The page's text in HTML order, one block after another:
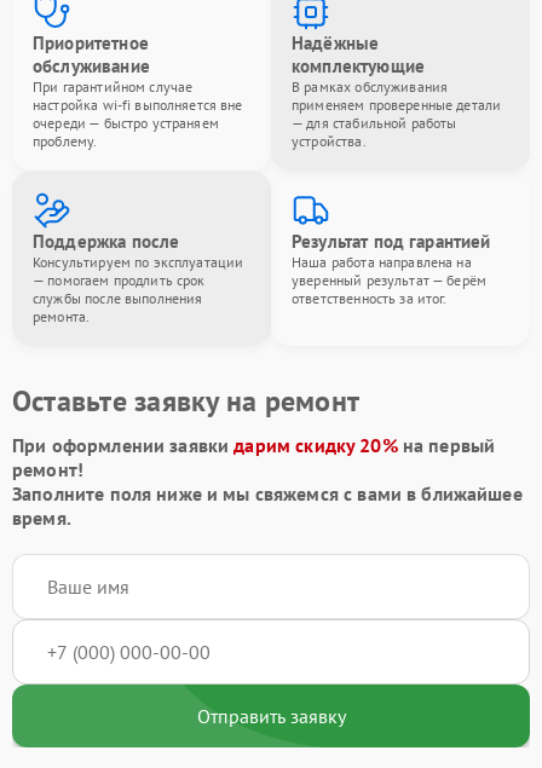
Приоритетное
обслуживание
При гарантийном случае
настройка wi-fi выполняется вне
очереди — быстро устраняем
проблему.
Надёжные
комплектующие
В рамках обслуживания
применяем проверенные детали
— для стабильной работы
устройства.
Поддержка после
Консультируем по эксплуатации
— помогаем продлить срок
службы после выполнения
ремонта.
Результат под гарантией
Наша работа направлена на
уверенный результат — берём
ответственность за итог.
Оставьте заявку на ремонт
При оформлении заявкидарим скидку 20%на первый
ремонт!
Заполните поля ниже и мы свяжемся с вами в ближайшее
время.
Отправить заявку